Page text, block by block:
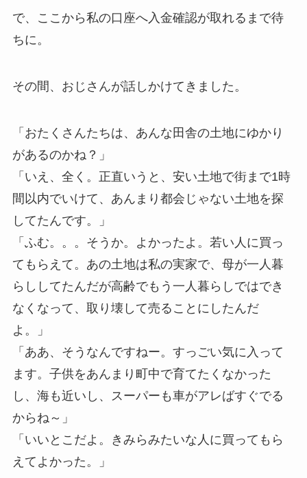
で、ここから私の口座へ入金確認が取れるまで待
ちに。
その間、おじさんが話しかけてきました。
「おたくさんたちは、あんな田舎の土地にゆかり
があるのかね？」
「いえ、全く。正直いうと、安い土地で街まで1時
間以内でいけて、あんまり都会じゃない土地を探
してたんです。」
「ふむ。。。そうか。よかったよ。若い人に買っ
てもらえて。あの土地は私の実家で、母が一人暮
らししてたんだが高齢でもう一人暮らしではでき
なくなって、取り壊して売ることにしたんだ
よ。」
「ああ、そうなんですねー。すっごい気に入って
ます。子供をあんまり町中で育てたくなかった
し、海も近いし、スーパーも車がアレばすぐでる
からね～」
「いいとこだよ。きみらみたいな人に買ってもら
えてよかった。」